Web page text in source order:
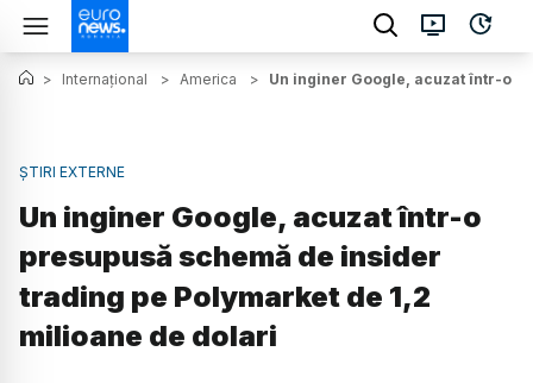
> Internațional > America > Un inginer Google, acuzat într-o
ȘTIRI EXTERNE
Un inginer Google, acuzat într-o
presupusă schemă de insider
trading pe Polymarket de 1,2
milioane de dolari